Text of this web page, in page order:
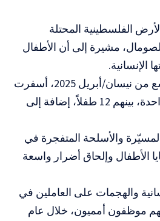
الفلسطينية المحتلة
مشيرة إلى أن الأطفال
الإنسانية.
وفي هذا السياق، أشارت إلى حادثة وثقتها الأمم المتحدة في التاسع من نيسان/أبريل 2025، أسفرت
فيها غارة إسرائيلية على مدينة غزة عن مقتل 21 فرداً من عائلة واحدة، بينهم 12 طفلاً، إضافة إلى
والأسلحة المتفجرة في
الأطفال وإلحاق أضرار واسعة
والهجمات على العاملين في
أكثر من 325 عاملاً إنسانياً، بينهم موظفون أمميون، خلال عام